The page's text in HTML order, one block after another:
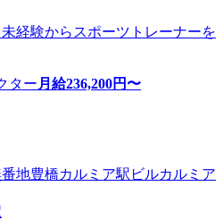
経験からスポーツトレーナーを
ター 月給236,200円〜
地豊橋カルミア駅ビルカルミア